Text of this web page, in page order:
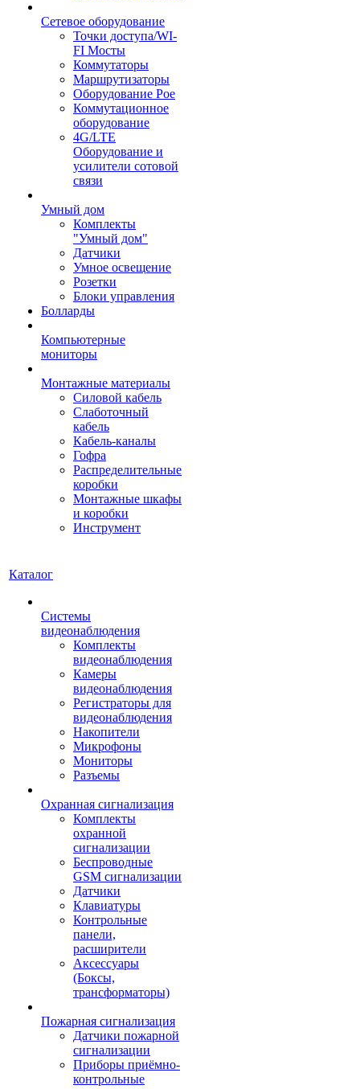
Сетевое оборудование
Точки доступа/WI-
FI Мосты
Коммутаторы
Маршрутизаторы
Оборудование Poe
Коммутационное
оборудование
4G/LTE
Оборудование и
усилители сотовой
связи
Умный дом
Комплекты
"Умный дом"
Датчики
Умное освещение
Розетки
Блоки управления
Болларды
Компьютерные
мониторы
Монтажные материалы
Силовой кабель
Слаботочный
кабель
Кабель-каналы
Гофра
Распределительные
коробки
Монтажные шкафы
и коробки
Инструмент
Каталог
Системы
видеонаблюдения
Комплекты
видеонаблюдения
Камеры
видеонаблюдения
Регистраторы для
видеонаблюдения
Накопители
Микрофоны
Мониторы
Разъемы
Охранная сигнализация
Комплекты
охранной
сигнализации
Беспроводные
GSM сигнализации
Датчики
Клавиатуры
Контрольные
панели,
расширители
Аксессуары
(Боксы,
трансформаторы)
Пожарная сигнализация
Датчики пожарной
сигнализации
Приборы приёмно-
контрольные